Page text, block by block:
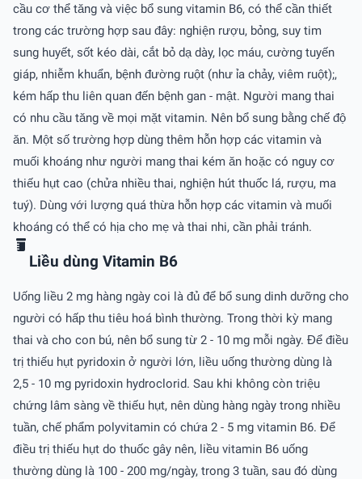
cầu cơ thể tăng và việc bổ sung vitamin B6, có thể cần thiết
trong các trường hợp sau đây: nghiện rượu, bỏng, suy tim
sung huyết, sốt kéo dài, cắt bỏ dạ dày, lọc máu, cường tuyến
giáp, nhiễm khuẩn, bệnh đường ruột (như ỉa chảy, viêm ruột);,
kém hấp thu liên quan đến bệnh gan - mật. Người mang thai
có nhu cầu tăng về mọi mặt vitamin. Nên bổ sung bằng chế độ
ăn. Một số trường hợp dùng thêm hỗn hợp các vitamin và
muối khoáng như người mang thai kém ăn hoặc có nguy cơ
thiếu hụt cao (chửa nhiều thai, nghiện hút thuốc lá, rượu, ma
tuý). Dùng với lượng quá thừa hỗn hợp các vitamin và muối
khoáng có thể có hịa cho mẹ và thai nhi, cần phải tránh.
Liều dùng Vitamin B6
Uống liều 2 mg hàng ngày coi là đủ để bổ sung dinh dưỡng cho
người có hấp thu tiêu hoá bình thường. Trong thời kỳ mang
thai và cho con bú, nên bổ sung từ 2 - 10 mg mỗi ngày. Để điều
trị thiếu hụt pyridoxin ở người lớn, liều uống thường dùng là
2,5 - 10 mg pyridoxin hydroclorid. Sau khi không còn triệu
chứng lâm sàng về thiếu hụt, nên dùng hàng ngày trong nhiều
tuần, chế phẩm polyvitamin có chứa 2 - 5 mg vitamin B6. Để
điều trị thiếu hụt do thuốc gây nên, liều vitamin B6 uống
thường dùng là 100 - 200 mg/ngày, trong 3 tuần, sau đó dùng